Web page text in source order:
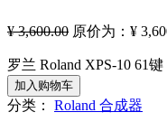
¥3,600.00 原价为：¥
罗兰 Roland XPS-10 61
加入购物车
分类： Roland 合成器